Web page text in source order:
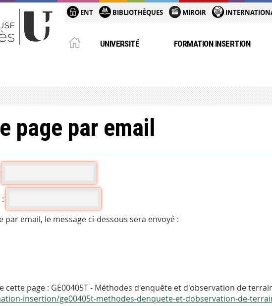
ENT BIBLIOTHÈQUES MIROIR
UNIVERSITÉ FORMATION INSERTION
page par email
par email, le message ci-dessous sera envoyé :
cette page : GE00405T - Méthodes d'enquête et d'observation de
insertion/ge00405t-methodes-denquete-et-dobservation-de-